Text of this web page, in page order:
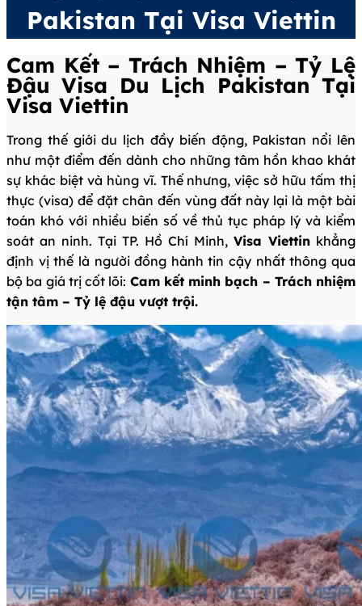
Pakistan Tại Visa Viettin
Cam Kết – Trách Nhiệm – Tỷ Lệ
Đậu Visa Du Lịch Pakistan Tại
Visa Viettin
Trong thế giới du lịch đầy biến động, Pakistan nổi lên
như một điểm đến dành cho những tâm hồn khao khát
sự khác biệt và hùng vĩ. Thế nhưng, việc sở hữu tấm thị
thực (visa) để đặt chân đến vùng đất này lại là một bài
toán khó với nhiều biến số về thủ tục pháp lý và kiểm
soát an ninh. Tại TP. Hồ Chí Minh, Visa Viettin khẳng
định vị thế là người đồng hành tin cậy nhất thông qua
bộ ba giá trị cốt lõi: Cam kết minh bạch – Trách nhiệm
tận tâm – Tỷ lệ đậu vượt trội.